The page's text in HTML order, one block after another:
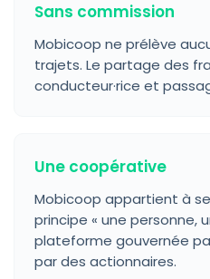
Sans commission
Mobicoop ne prélève
trajets. Le partage des
conducteur·rice et
Une coopérative
Mobicoop appartient à
principe « une personne,
plateforme gouvernée
par des actionnaires.